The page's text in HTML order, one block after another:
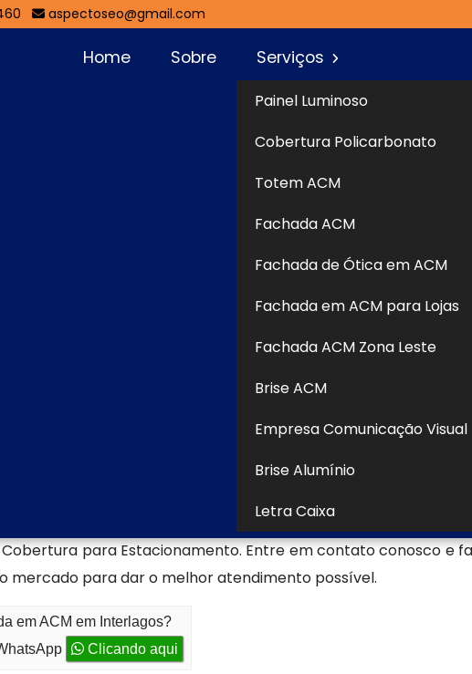
aspectoseo@gmail.com
Home Sobre Serviços
Painel Luminoso
Cobertura Policarbonato
Totem ACM
Fachada ACM
Fachada de Ótica em ACM
Fachada em ACM para Lojas
Fachada ACM Zona Leste
Brise ACM
Empresa Comunicação Visual
Brise Alumínio
Letra Caixa
e personalizada para sua
Comunicação Visual, uma empresa
em nosso site para conferir o
disponíveis e fale diretamente
e/ou serviços para oferecer, como Totem em ACM
Cobertura para Estacionamento. Entre em contato conosco e
mercado para dar o melhor atendimento possível.
em ACM em Interlagos?
Clicando aqui